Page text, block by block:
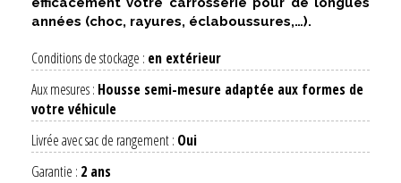
années (choc, rayures, éclaboussures,…).
Conditions de stockage : en extérieur
Aux mesures : Housse semi-mesure adaptée aux formes de
votre véhicule
Livrée avec sac de rangement : Oui
Garantie : 2 ans